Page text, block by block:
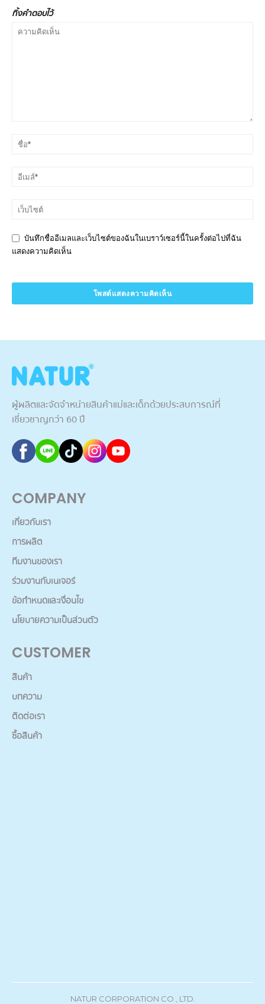
ทิ้งคำตอบไว้
บันทึกชื่ออีเมลและเว็บไซต์ของฉันในเบราว์เซอร์นี้ในครั้งต่อไปที่ฉัน
แสดงความคิดเห็น
ผู้ผลิตและจัดจำหน่ายสินค้าแม่และเด็กด้วยประสบการณ์ที่
เชี่ยวชาญกว่า 60 ปี
COMPANY
เกี่ยวกับเรา
การผลิต
ทีมงานของเรา
ร่วมงานกับเนเจอร์
ข้อกำหนดและเงื่อนไข
นโยบายความเป็นส่วนตัว
CUSTOMER
สินค้า
บทความ
ติดต่อเรา
ซื้อสินค้า
NATUR CORPORATION CO., LTD.